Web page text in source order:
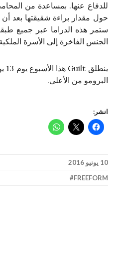
للدفاع عنها. بمساعدة من
حول مقدار براءة شقيقتها بعد أن
ستمر هذه الدراما عبر جميع
الجنس الفاخرة إلى الأسرة
البرومو من الأعلى.
انشر:
10 يونيو 2016
FREEFORM